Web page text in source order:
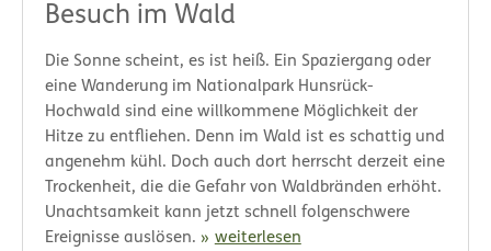
Besuch im Wald
Die Sonne scheint, es ist heiß. Ein Spaziergang oder
eine Wanderung im Nationalpark Hunsrück-
Hochwald sind eine willkommene Möglichkeit der
Hitze zu entfliehen. Denn im Wald ist es schattig und
angenehm kühl. Doch auch dort herrscht derzeit eine
Trockenheit, die die Gefahr von Waldbränden erhöht.
Unachtsamkeit kann jetzt schnell folgenschwere
Ereignisse auslösen.
weiterlesen